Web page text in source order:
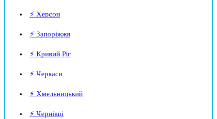
⚡ Херсон
⚡ Запоріжжя
⚡ Кривий Ріг
⚡ Черкаси
⚡ Хмельницький
⚡ Чернівці